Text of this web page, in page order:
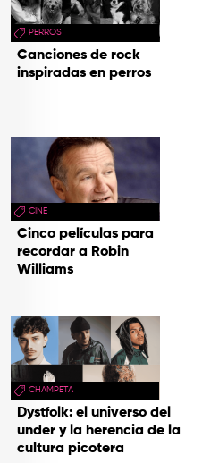
PERROS
Canciones de rock
inspiradas en perros
CINE
Cinco películas para
recordar a Robin
Williams
CHAMPETA
Dystfolk: el universo del
under y la herencia de la
cultura picotera